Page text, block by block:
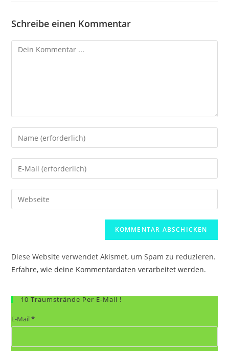
Schreibe einen Kommentar
Kommentieren
Gib
deinen
Namen
oder
zum
Kommentieren
Gib
deine
E-
Mail-
ein
Gib
deine
(optional)
Diese Website verwendet Akismet, um Spam zu reduzieren.
Erfahre, wie deine Kommentardaten verarbeitet werden.
10 Traumstrände Per E-Mail !
E-Mail*